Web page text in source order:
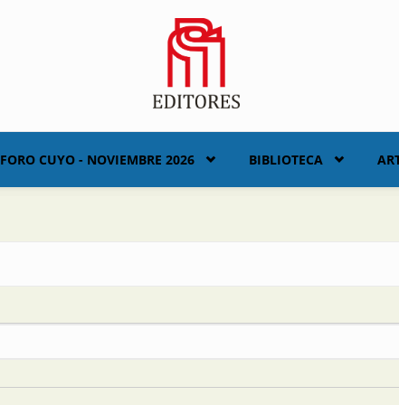
FORO CUYO - NOVIEMBRE 2026 BIBLIOTECA